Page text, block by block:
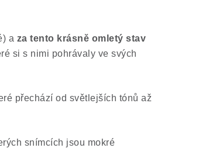
a za tento krásně omletý stav
si s nimi pohrávaly ve svých
přechází od světlejších tónů až
snímcích jsou mokré